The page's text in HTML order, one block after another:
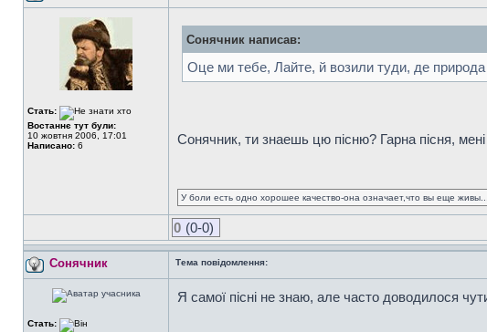
Стать:
Востаннє тут були:
10 жовтня 2006, 17:01
Написано: 6
Сонячник написав:
Оце ми тебе, Лайте, й возили туди, де
Сонячник, ти знаешь цю пісню? Гарна пісня,
У боли есть одно хорошее качество-она означает,что вы еще живы...
0 (0-0)
Сонячник Тема повідомлення:
Стать:
Я самої пісні не знаю, але часто доводилося